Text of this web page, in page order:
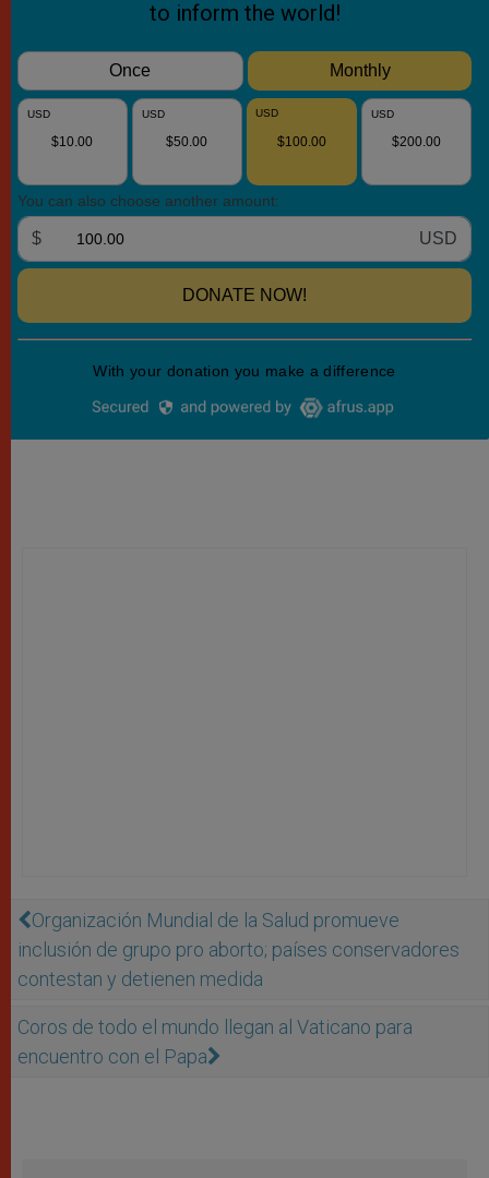
Organización Mundial de la Salud promueve
inclusión de grupo pro aborto; países conservadores
contestan y detienen medida
Coros de todo el mundo llegan al Vaticano para
encuentro con el Papa